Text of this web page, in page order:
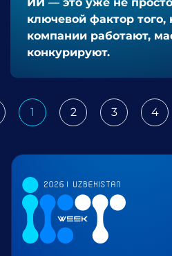
ключевой фактор
компании работают,
конкурируют.
1 2 3 4